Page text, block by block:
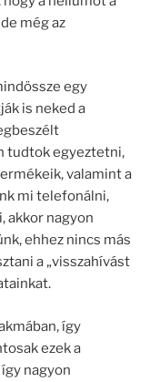
még az
egy
is neked a
tudtok egyeztetni,
valamint a
mi telefonálni,
akkor nagyon
ehhez nincs más
a „visszahívást
így
ezek a
nagyon